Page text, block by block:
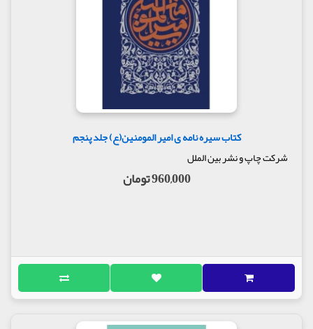
کتاب سیره نامه ی امیر المومنین(ع) جلد پنجم
شرکت چاپ و نشر بین الملل
960,000 تومان